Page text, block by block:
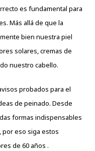
es fundamental para
Más allá de que la
bien nuestra piel
solares, cremas de
nuestro cabello.
probados para el
de peinado. Desde
formas indispensables
por eso siga estos
de 60 años .